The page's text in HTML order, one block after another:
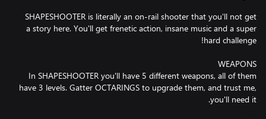
SHAPESHOOTER is literally an on-rail shooter that you'll not get
a story here. You'll get frenetic action, insane music and a super
In SHAPESHOOTER you'll have 5 different weapons, all of them
have 3 levels. Gatter OCTARINGS to upgrade them, and trust me,